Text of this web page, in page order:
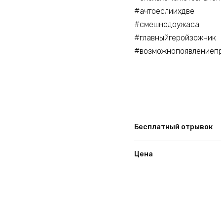
#ачтоеслиихдве
#смешнодоужаса
#главныйгеройзожник
Бесплатный отрывок
Цена